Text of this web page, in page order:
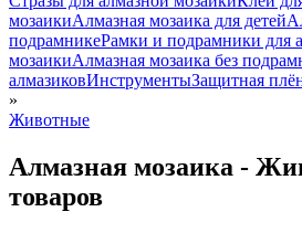
мозаикиАлмазная мозаика для детей
подрамникеРамки и подрамники для
мозаикиАлмазная мозаика без
алмазиковИнструментыЗащитная
»
Животные
Алмазная мозаика -
товаров